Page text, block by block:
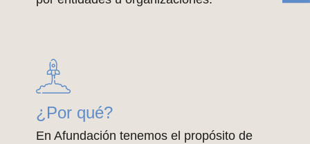
¿Por qué?
En Afundación tenemos el propósito de